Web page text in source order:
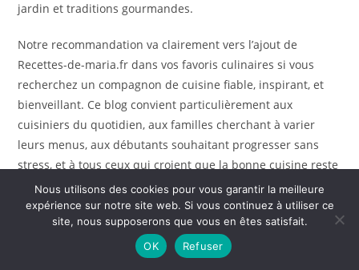
jardin et traditions gourmandes.
Notre recommandation va clairement vers l’ajout de
Recettes-de-maria.fr dans vos favoris culinaires si vous
recherchez un compagnon de cuisine fiable, inspirant, et
bienveillant. Ce blog convient particulièrement aux
cuisiniers du quotidien, aux familles cherchant à varier
leurs menus, aux débutants souhaitant progresser sans
stress, et à tous ceux qui croient que la bonne cuisine reste
accessible sans matériel sophistiqué ni ingrédients
onéreux.
Recettes-de-maria.fr s’impose comme un blog culinaire de
qualité qui conjugue authenticité, pédagogie, et diversité
Nous utilisons des cookies pour vous garantir la meilleure
expérience sur notre site web. Si vous continuez à utiliser ce
site, nous supposerons que vous en êtes satisfait.
OK
Refuser